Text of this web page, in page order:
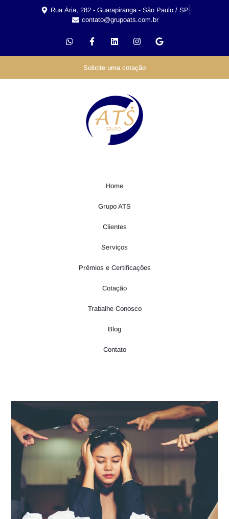
Rua Ária, 282 - Guarapiranga - São Paulo / SP
contato@grupoats.com.br
Solicite uma cotação
Home
Grupo ATS
Clientes
Serviços
Prêmios e Certificações
Cotação
Trabalhe Conosco
Blog
Contato